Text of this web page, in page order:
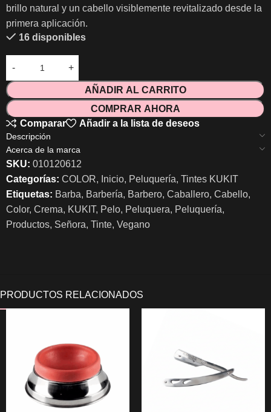
brillo natural y un cabello visiblemente revitalizado desde la
primera aplicación.
16 disponibles
AÑADIR AL CARRITO
COMPRAR AHORA
Comparar
Añadir a la lista de deseos
Descripción
Acerca de la marca
SKU: 010120612
Categorías: COLOR, Inicio, Peluquería, Tintes KUKIT
Etiquetas: Barba, Barbería, Barbero, Caballero, Cabello,
Color, Crema, KUKIT, Pelo, Peluquera, Peluquería,
Productos, Señora, Tinte, Vegano